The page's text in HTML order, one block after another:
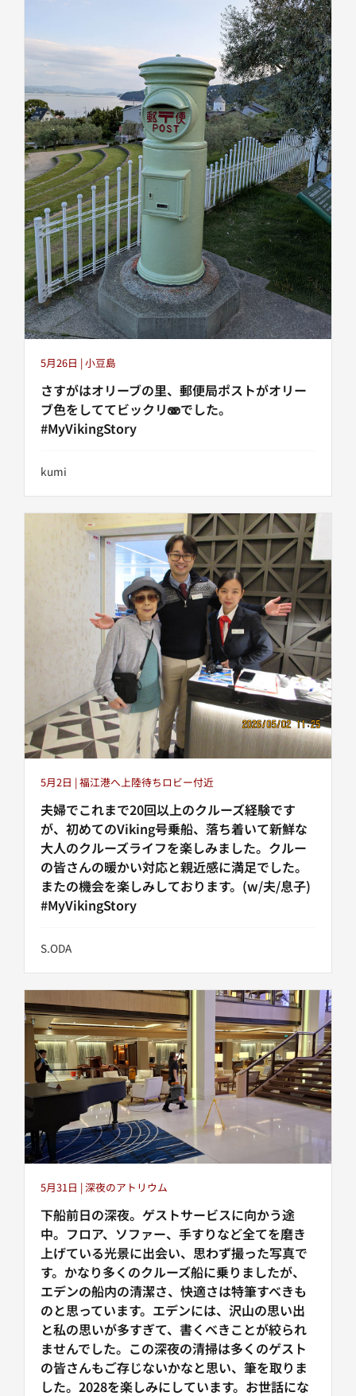
5月26日 | 小豆島
さすがはオリーブの里、郵便局ポストがオリー
ブ色をしててビックリ🫨でした。
#MyVikingStory
kumi
5月2日 | 福江港へ上陸待ちロビー付近
夫婦でこれまで20回以上のクルーズ経験です
が、初めてのViking号乗船、落ち着いて新鮮な
大人のクルーズライフを楽しみました。クルー
の皆さんの暖かい対応と親近感に満足でした。
またの機会を楽しみしております。(w/夫/息子)
#MyVikingStory
S.ODA
5月31日 | 深夜のアトリウム
下船前日の深夜。ゲストサービスに向かう途
中。フロア、ソファー、手すりなど全てを磨き
上げている光景に出会い、思わず撮った写真で
す。かなり多くのクルーズ船に乗りましたが、
エデンの船内の清潔さ、快適さは特筆すべきも
のと思っています。エデンには、沢山の思い出
と私の思いが多すぎて、書くべきことが絞られ
ませんでした。この深夜の清掃は多くのゲスト
の皆さんもご存じないかなと思い、筆を取りま
した。2028を楽しみにしています。お世話にな